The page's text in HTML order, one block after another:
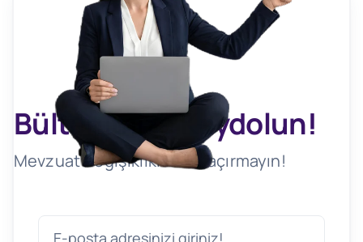
Bültenimize Kaydolun!
Mevzuat Değişikliklerini Kaçırmayın!